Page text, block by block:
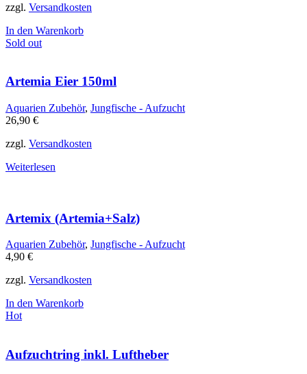
zzgl. Versandkosten
In den Warenkorb
Sold out
Artemia Eier 150ml
Aquarien Zubehör, Jungfische - Aufzucht
26,90 €
zzgl. Versandkosten
Weiterlesen
Artemix (Artemia+Salz)
Aquarien Zubehör, Jungfische - Aufzucht
4,90 €
zzgl. Versandkosten
In den Warenkorb
Hot
Aufzuchtring inkl. Luftheber